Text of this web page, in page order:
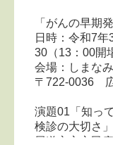
「がんの早期
日時：令和7
30（13：00開
会場：しまな
〒722-0036
演題01「知っ
検診の大切さ」
尾道市立市民